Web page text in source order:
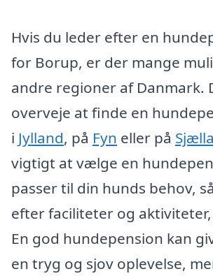
Hvis du leder efter en
for Borup, er der mange
andre regioner af Danmark.
overveje at finde en
i Jylland, på Fyn eller på
vigtigt at vælge en
passer til din hunds behov,
efter faciliteter og
En god hundepension kan
en tryg og sjov oplevelse,